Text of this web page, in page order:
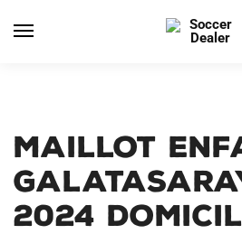
MAILLOT
2024